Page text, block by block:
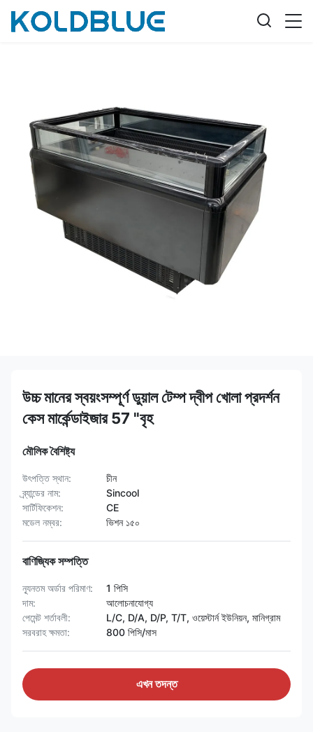
উচ্চ মানের স্বয়ংসম্পূর্ণ ডুয়াল টেম্প দ্বীপ খোলা প্রদর্শন
কেস মার্কেন্ডাইজার 57 "বৃহ
মৌলিক বৈশিষ্ট্য
উৎপত্তি স্থান:
চীন
ব্র্যান্ডের নাম:
Sincool
সার্টিফিকেশন:
CE
মডেল নম্বর:
ভিশন ১৫০
বাণিজ্যিক সম্পত্তি
ন্যূনতম অর্ডার পরিমাণ:
1 পিসি
দাম:
আলোচনাযোগ্য
পেমেন্ট শর্তাবলী:
L/C, D/A, D/P, T/T, ওয়েস্টার্ন ইউনিয়ন, মানিগ্রাম
সরবরাহ ক্ষমতা:
800 পিসি/মাস
এখন তদন্ত